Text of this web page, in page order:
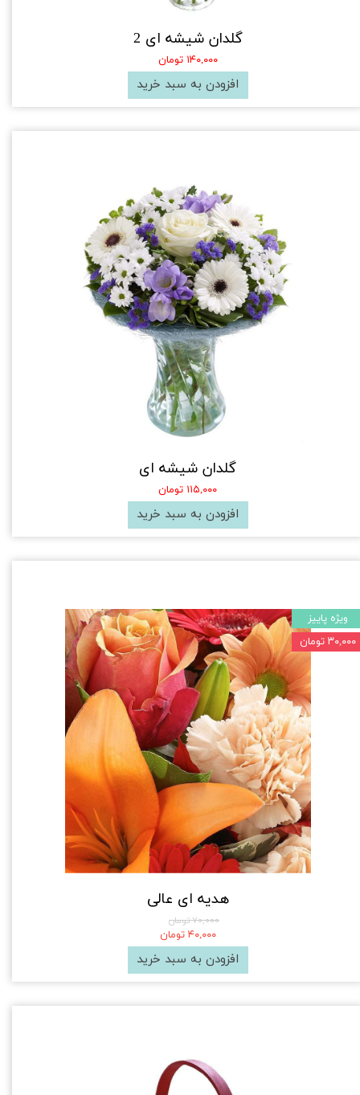
گلدان شیشه ای 2
۱۴۰,۰۰۰ تومان
افزودن به سبد خرید
گلدان شیشه ای
۱۱۵,۰۰۰ تومان
افزودن به سبد خرید
هدیه ای عالی
۷۰,۰۰۰ تومان
۴۰,۰۰۰ تومان
افزودن به سبد خرید
ویژه پاییز
۳۰,۰۰۰ تومان